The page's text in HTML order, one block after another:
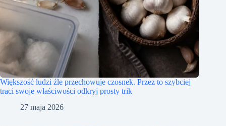
Większość ludzi źle przechowuje czosnek. Przez to szybciej
traci swoje właściwości odkryj prosty trik
27 maja 2026